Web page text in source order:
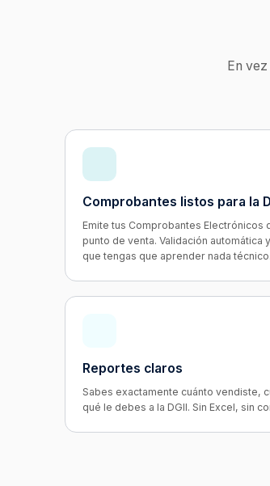
En
Comprobantes listos para la
Emite tus Comprobantes Electrónicos
punto de venta. Validación automática
que tengas que aprender nada técnico.
Reportes claros
Sabes exactamente cuánto vendiste,
qué le debes a la DGII. Sin Excel, sin